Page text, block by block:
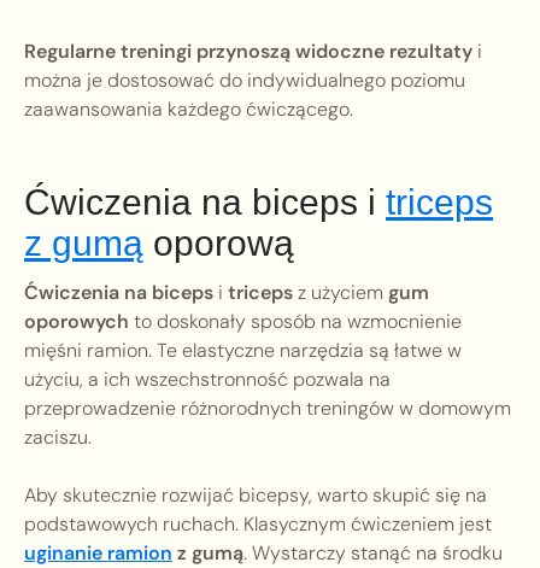
Regularne treningi przynoszą widoczne rezultaty i
można je dostosować do indywidualnego poziomu
zaawansowania każdego ćwiczącego.
Ćwiczenia na biceps i triceps
z gumą oporową
Ćwiczenia na biceps i tricepsz użyciem gum
oporowych to doskonały sposób na wzmocnienie
mięśni ramion. Te elastyczne narzędzia są łatwe w
użyciu, a ich wszechstronność pozwala na
przeprowadzenie różnorodnych treningów w domowym
zaciszu.
Aby skutecznie rozwijać bicepsy, warto skupić się na
podstawowych ruchach. Klasycznym ćwiczeniem jest
uginanie ramion z gumą. Wystarczy stanąć na środku